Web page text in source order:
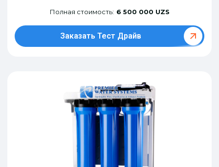
Полная стоимость: 6 500 000 UZS
Заказать Тест Драйв